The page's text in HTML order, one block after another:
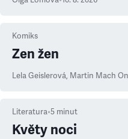
Komiks
Zen žen
Lela Geislerová, Martin Mach
Literatura•5 minut
Květy noci